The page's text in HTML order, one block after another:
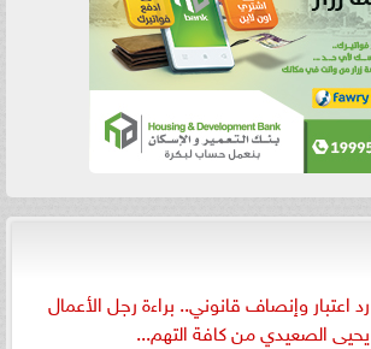
رد اعتبار وإنصاف قانوني.. براءة رجل الأعمال
يحيى الصعيدي من كافة التهم...